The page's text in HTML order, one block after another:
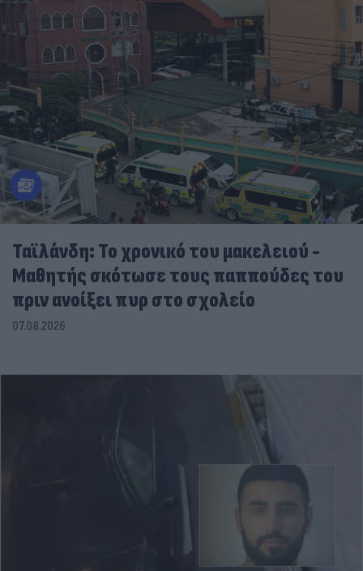
Ταϊλάνδη: Το χρονικό του μακελειού -
Μαθητής σκότωσε τους παππούδες του
πριν ανοίξει πυρ στο σχολείο
07.08.2026